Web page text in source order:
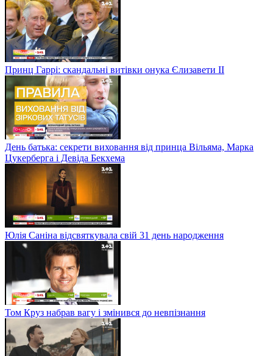
Принц Гаррі: скандальні витівки онука Єлизавети II
День батька: секрети виховання від принца Вільяма, Марка
Цукерберга і Девіда Бекхема
Юлія Саніна відсвяткувала свій 31 день народження
Том Круз набрав вагу і змінився до невпізнання